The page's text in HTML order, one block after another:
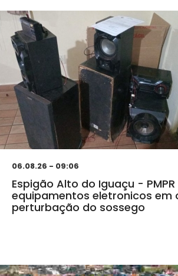
06.08.26 - 09:06
Espigão Alto do Iguaçu -
equipamentos eletronicos em
perturbação do sossego